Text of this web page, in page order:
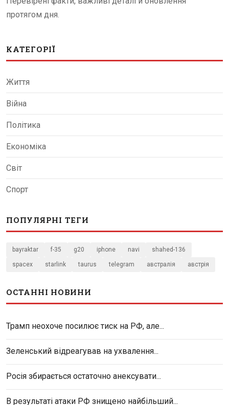
протягом дня.
КАТЕГОРІЇ
Життя
Війна
Політика
Економіка
Світ
Спорт
ПОПУЛЯРНІ ТЕГИ
bayraktar f-35 g20 iphone navi shahed-136
spacex starlink taurus telegram австралія австрія
ОСТАННІ НОВИНИ
Трамп неохоче посилює тиск на РФ, але...
Зеленський відреагував на ухвалення...
Росія збирається остаточно анексувати...
В результаті атаки РФ знищено найбільший...